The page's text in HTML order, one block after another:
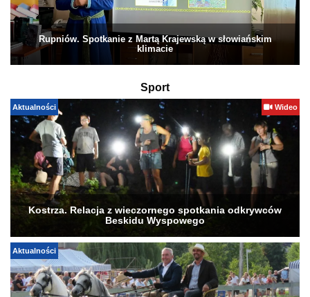
Rupniów. Spotkanie z Martą Krajewską w słowiańskim
klimacie
Sport
Aktualności Wideo
Kostrza. Relacja z wieczornego spotkania odkrywców
Beskidu Wyspowego
Aktualności